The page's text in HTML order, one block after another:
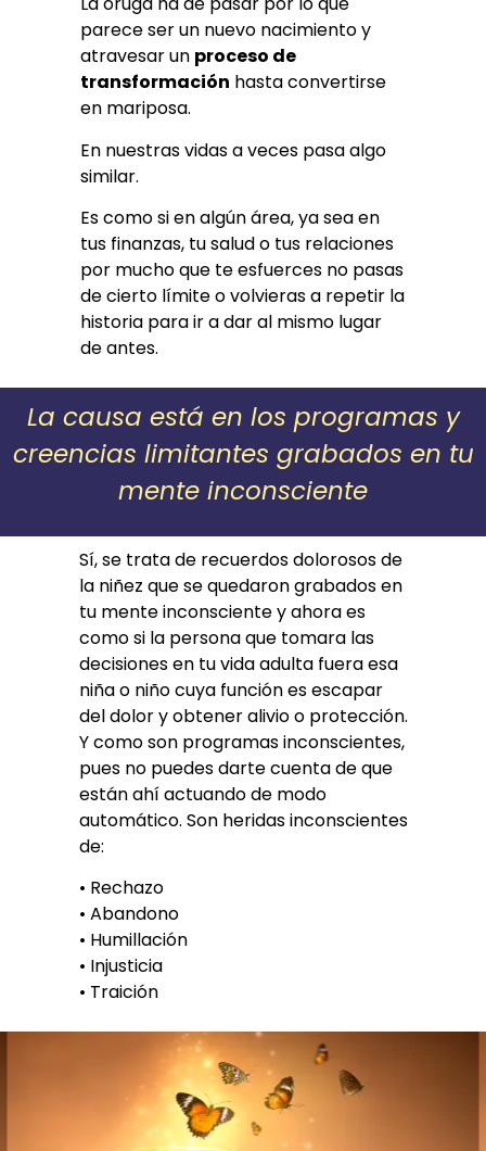
parece ser un nuevo nacimiento y
atravesar un proceso de
transformación hasta convertirse
en mariposa.
En nuestras vidas a veces pasa algo
similar.
Es como si en algún área, ya sea en
tus finanzas, tu salud o tus relaciones
por mucho que te esfuerces no pasas
de cierto límite o volvieras a repetir la
historia para ir a dar al mismo lugar
de antes.
La causa está en los programas y
creencias limitantes grabados en tu
mente inconsciente
Sí, se trata de recuerdos dolorosos de
la niñez que se quedaron grabados en
tu mente inconsciente y ahora es
como si la persona que tomara las
decisiones en tu vida adulta fuera esa
niña o niño cuya función es escapar
del dolor y obtener alivio o protección.
Y como son programas inconscientes,
pues no puedes darte cuenta de que
están ahí actuando de modo
automático. Son heridas inconscientes
de:
• Rechazo
• Abandono
• Humillación
• Injusticia
• Traición